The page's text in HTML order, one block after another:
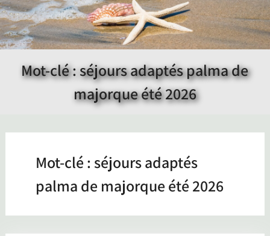
Mot-clé : séjours adaptés palma de
majorque été 2026
Mot-clé :séjours adaptés
palma de majorque été 2026